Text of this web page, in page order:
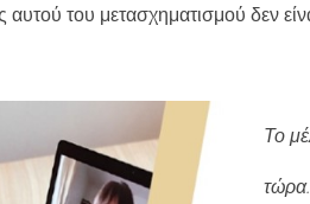
του μετασχηματισμού δεν
Το